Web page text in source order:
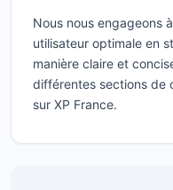
Nous nous engageons
utilisateur optimale en
manière claire et
différentes sections de
sur XP France.